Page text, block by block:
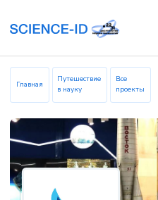
Главная
Путешествие
в науку
Все
проекты